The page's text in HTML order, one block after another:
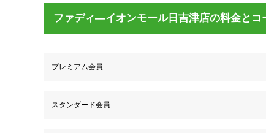
ファディ―イオンモール日吉津店の料金とコ
プレミアム会員
スタンダード会員